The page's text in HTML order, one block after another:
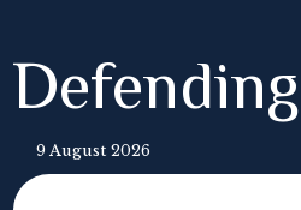
9 August 2026